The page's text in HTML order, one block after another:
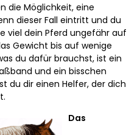
die Möglichkeit, eine
dieser Fall eintritt und du
viel dein Pferd ungefähr auf
Gewicht bis auf wenige
du dafür brauchst, ist ein
und ein bisschen
du dir einen Helfer, der dich
Das